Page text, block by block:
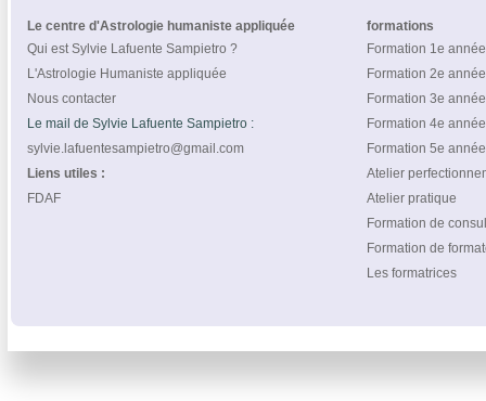
Le centre d'Astrologie humaniste appliquée
formations
Qui est Sylvie Lafuente Sampietro ?
Formation 1e année
L'Astrologie Humaniste appliquée
Formation 2e année
Nous contacter
Formation 3e année
Le mail de Sylvie Lafuente Sampietro :
Formation 4e année
sylvie.lafuentesampietro@gmail.com
Formation 5e année
Liens utiles :
Atelier
FDAF
Atelier pratique
Formation de
Formation de
Les formatrices